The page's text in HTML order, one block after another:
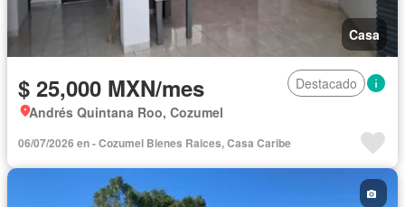
Casa
$ 25,000 MXN/mes
Destacado
Andrés Quintana Roo, Cozumel
06/07/2026 en - Cozumel Bienes Raices, Casa Caribe